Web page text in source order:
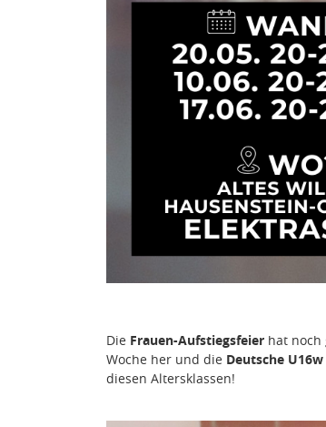
Die Frauen-Aufstiegsfeier hat noch
Woche her und die Deutsche U16w
diesen Altersklassen!